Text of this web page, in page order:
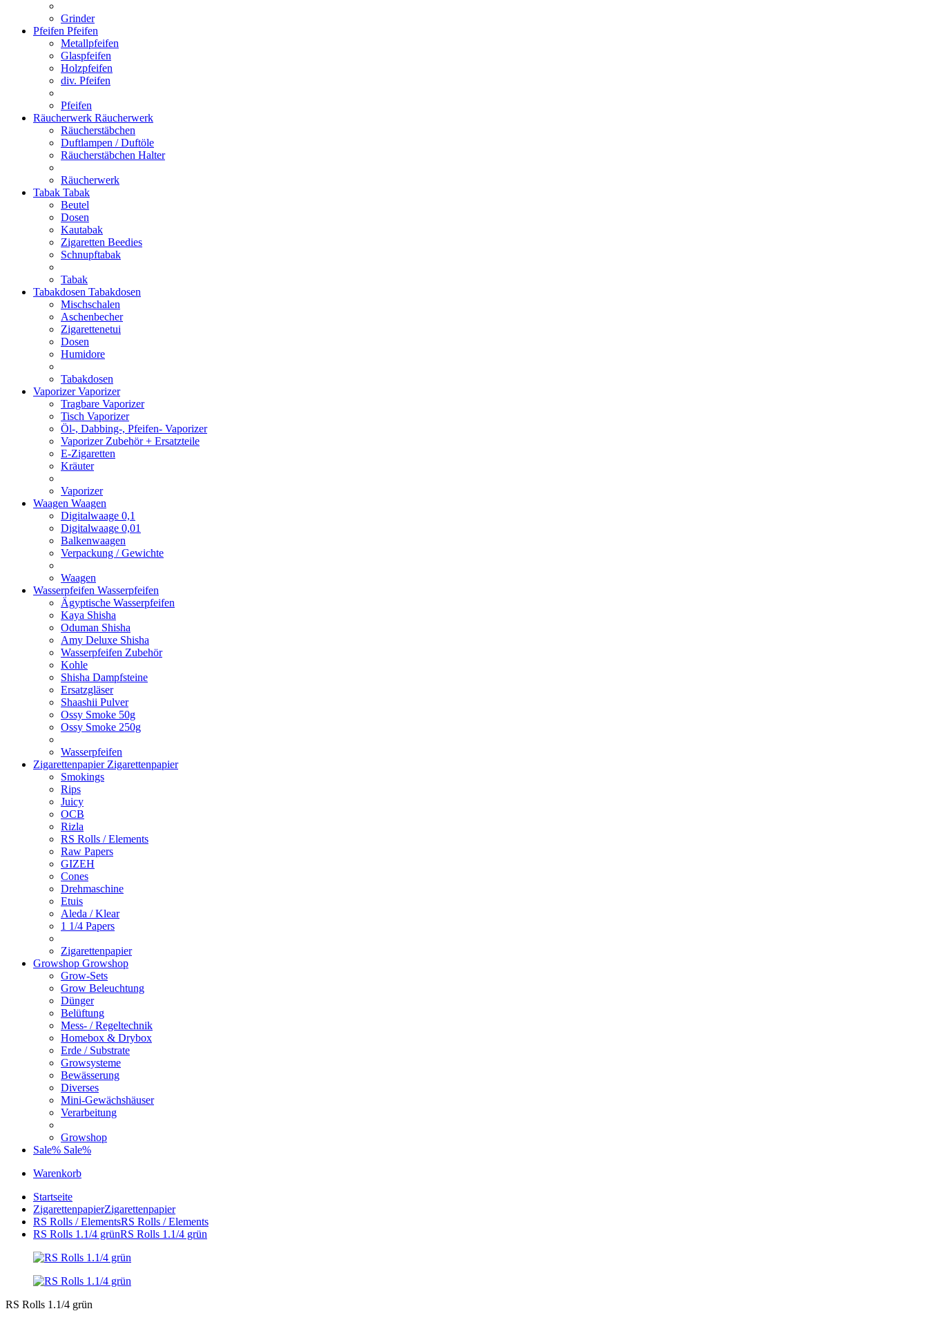
Grinder
Pfeifen Pfeifen
Metallpfeifen
Glaspfeifen
Holzpfeifen
div. Pfeifen
Pfeifen
Räucherwerk Räucherwerk
Räucherstäbchen
Duftlampen / Duftöle
Räucherstäbchen Halter
Räucherwerk
Tabak Tabak
Beutel
Dosen
Kautabak
Zigaretten Beedies
Schnupftabak
Tabak
Tabakdosen Tabakdosen
Mischschalen
Aschenbecher
Zigarettenetui
Dosen
Humidore
Tabakdosen
VaporizerVaporizer
Tragbare Vaporizer
Tisch Vaporizer
Öl-, Dabbing-, Pfeifen- Vaporizer
Vaporizer Zubehör + Ersatzteile
E-Zigaretten
Kräuter
Vaporizer
Waagen Waagen
Digitalwaage 0,1
Digitalwaage 0,01
Balkenwaagen
Verpackung / Gewichte
Waagen
Wasserpfeifen Wasserpfeifen
Ägyptische Wasserpfeifen
Kaya Shisha
Oduman Shisha
Amy Deluxe Shisha
Wasserpfeifen Zubehör
Kohle
Shisha Dampfsteine
Ersatzgläser
Shaashii Pulver
Ossy Smoke 50g
Ossy Smoke 250g
Wasserpfeifen
Zigarettenpapier Zigarettenpapier
Smokings
Rips
Juicy
OCB
Rizla
RS Rolls / Elements
Raw Papers
GIZEH
Cones
Drehmaschine
Etuis
Aleda / Klear
1 1/4 Papers
Zigarettenpapier
Growshop Growshop
Grow-Sets
Grow Beleuchtung
Dünger
Belüftung
Mess- / Regeltechnik
Homebox & Drybox
Erde / Substrate
Growsysteme
Bewässerung
Diverses
Mini-Gewächshäuser
Verarbeitung
Growshop
Sale% Sale%
Warenkorb
Startseite
ZigarettenpapierZigarettenpapier
RS Rolls / ElementsRS Rolls / Elements
RS Rolls 1.1/4 grünRS Rolls 1.1/4 grün
RS Rolls 1.1/4 grün